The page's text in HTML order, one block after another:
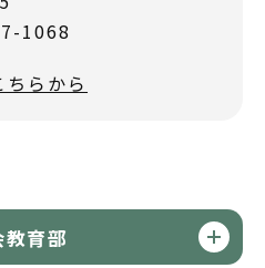
1068
らから
育部